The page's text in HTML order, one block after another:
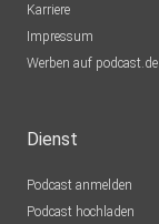
Karriere
Impressum
Werben auf podcast.de
Dienst
Podcast anmelden
Podcast hochladen